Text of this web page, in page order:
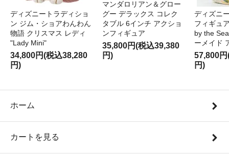
ディズニートラディショ
ン ジム・ショアわんわん
物語 クリスマス レディ
"Lady Mini"
34,800円(税込38,280
円)
マンダロリアン＆グロー
グー デラックス コレク
タブル 6インチ アクショ
ンフィギュア
35,800円(税込39,380
円)
ディズニ
フィギュ
by the
ーメイド
57,800
円)
ホーム
カートを見る